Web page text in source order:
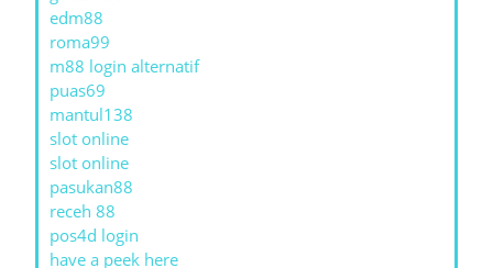
edm88
roma99
m88 login alternatif
puas69
mantul138
slot online
slot online
pasukan88
receh 88
pos4d login
have a peek here